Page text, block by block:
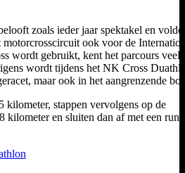
zoals ieder jaar spektakel en
ook voor de
wordt gebruikt, kent het parcours veel
wordt tijdens het NK Cross
maar ook in het aangrenzende
kilometer, stappen vervolgens op de
kilometer en sluiten dan af met een run